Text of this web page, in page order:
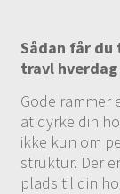
Sådan får du
travl hverdag
Gode rammer
at dyrke din
ikke kun om
struktur. Der
plads til din